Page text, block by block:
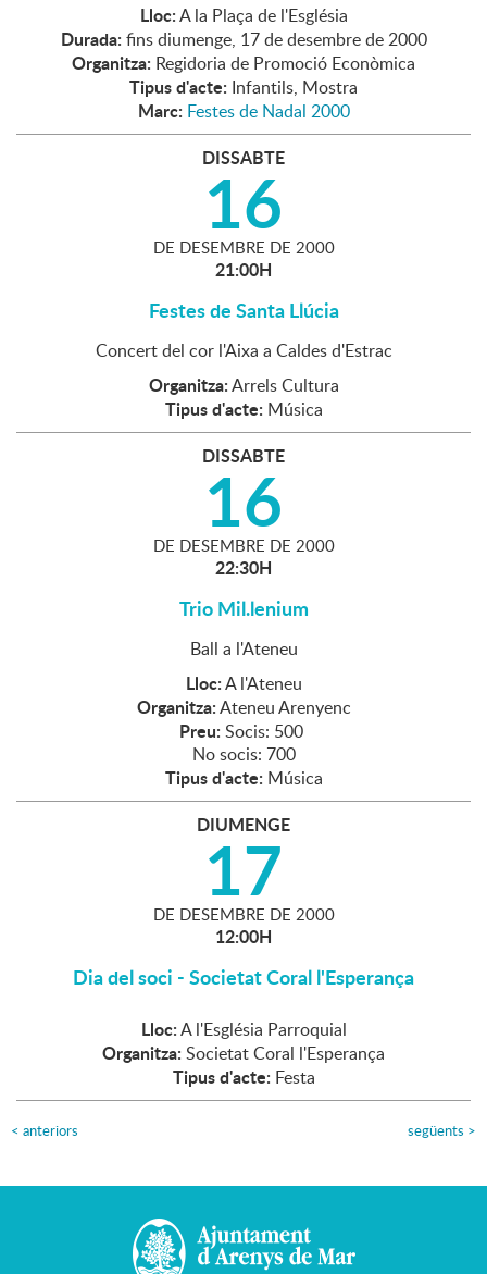
Lloc:A la Plaça de l'Església
Durada: fins diumenge, 17 de desembre de 2000
Organitza: Regidoria de Promoció Econòmica
Tipus d'acte: Infantils, Mostra
Marc: Festes de Nadal 2000
DISSABTE
16
DE DESEMBRE DE 2000
21:00H
Festes de Santa Llúcia
Concert del cor l'Aixa a Caldes d'Estrac
Organitza:Arrels Cultura
Tipus d'acte: Música
DISSABTE
16
DE DESEMBRE DE 2000
22:30H
Trio Mil.lenium
Ball a l'Ateneu
Lloc:A l'Ateneu
Organitza:Ateneu Arenyenc
Preu: Socis: 500
No socis: 700
Tipus d'acte: Música
DIUMENGE
17
DE DESEMBRE DE 2000
12:00H
Dia del soci - Societat Coral l'Esperança
Lloc:A l'Església Parroquial
Organitza: Societat Coral l'Esperança
Tipus d'acte: Festa
< anteriors següents >